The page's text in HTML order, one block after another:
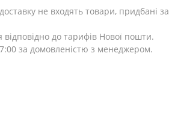
не входять товари, придбані за
до тарифів Нової пошти.
за домовленістю з менеджером.